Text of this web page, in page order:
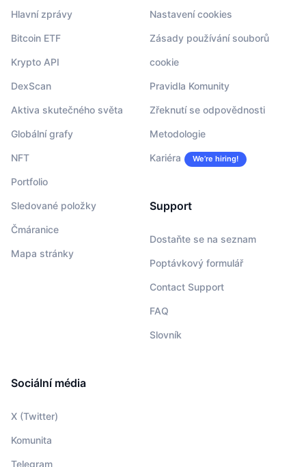
Hlavní zprávy
Bitcoin ETF
Krypto API
DexScan
Aktiva skutečného světa
Globální grafy
NFT
Portfolio
Sledované položky
Čmáranice
Mapa stránky
Nastavení cookies
Zásady používání souborů
cookie
Pravidla Komunity
Zřeknutí se odpovědnosti
Metodologie
Kariéra We’re hiring!
Support
Dostaňte se na seznam
Poptávkový formulář
Contact Support
FAQ
Slovník
Sociální média
X (Twitter)
Komunita
Telegram